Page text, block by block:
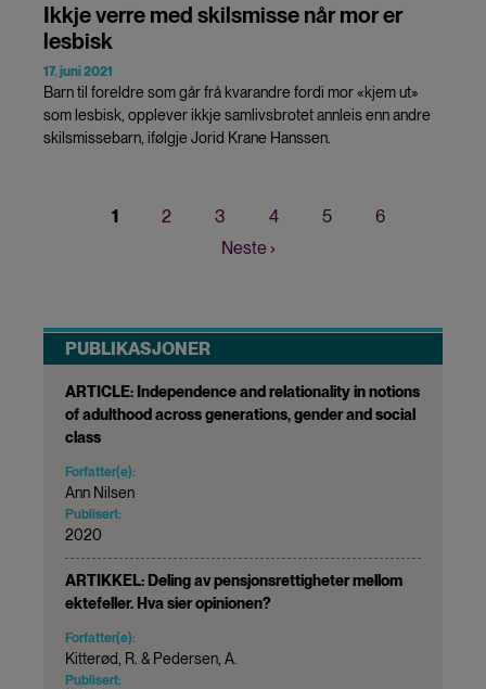
Ikkje verre med skilsmisse når mor er
lesbisk
17. juni 2021
Barn til foreldre som går frå kvarandre fordi mor «kjem ut»
som lesbisk, opplever ikkje samlivsbrotet annleis enn andre
skilsmissebarn, ifølgje Jorid Krane Hanssen.
Nåværende
1 Page
2 Page
3 Page
4 Page
5 Page
6
Neste
Neste ›
PUBLIKASJONER
ARTICLE: Independence and relationality in notions
of adulthood across generations, gender and social
class
Forfatter(e):
Ann Nilsen
Publisert:
2020
ARTIKKEL: Deling av pensjonsrettigheter mellom
ektefeller. Hva sier opinionen?
Forfatter(e):
Kitterød, R. & Pedersen, A.
Publisert: